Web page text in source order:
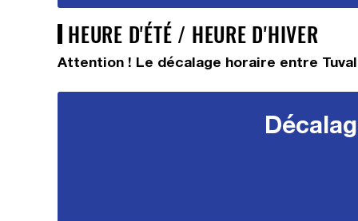
HEURE D'ÉTÉ / HEURE D'HIVER
Attention ! Le décalage horaire entre